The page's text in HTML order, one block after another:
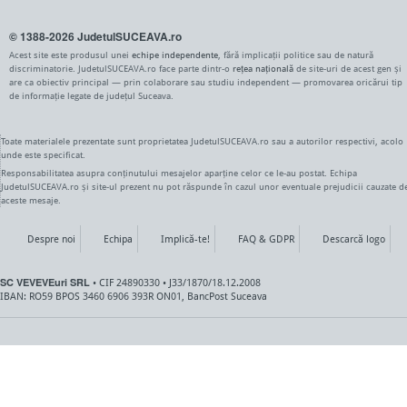
© 1388-2026 JudetulSUCEAVA.ro
Acest site este produsul unei echipe independente , fără implicații politice sau de natură
discriminatorie. JudetulSUCEAVA.ro face parte dintr-o rețea națională de site-uri de acest gen și
are ca obiectiv principal — prin colaborare sau studiu independent — promovarea oricărui tip
de informație legate de județul Suceava.
Toate materialele prezentate sunt proprietatea JudetulSUCEAVA.ro sau a autorilor respectivi, acolo
unde este specificat.
Responsabilitatea asupra conținutului mesajelor aparține celor ce le-au postat. Echipa
JudetulSUCEAVA.ro și site-ul prezent nu pot răspunde în cazul unor eventuale prejudicii cauzate
aceste mesaje.
Despre noi Echipa Implică-te! FAQ & GDPR Descarcă logo
SC VEVEVEuri SRL • CIF 24890330 • J33/1870/18.12.2008
IBAN: RO59 BPOS 3460 6906 393R ON01, BancPost Suceava